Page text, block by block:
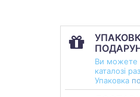
Ви можете
каталозі
Упаковка